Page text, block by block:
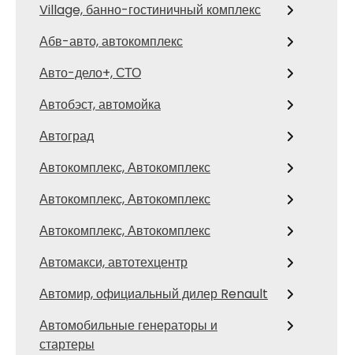
Village, банно-гостиничный комплекс
Абв-авто, автокомплекс
Авто-дело+, СТО
Автобэст, автомойка
Автоград
Автокомплекс, Автокомплекс
Автокомплекс, Автокомплекс
Автокомплекс, Автокомплекс
Автомакси, автотехцентр
Автомир, официальный дилер Renault
Автомобильные генераторы и
стартеры